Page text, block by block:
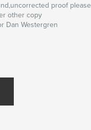
proof please
other copy
Dan Westergren